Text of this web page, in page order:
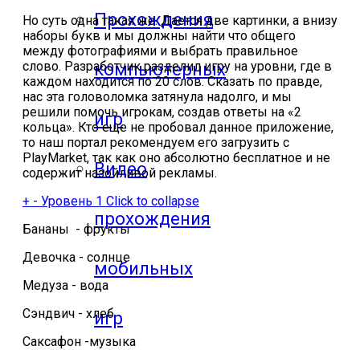
Прохождения
компьютерных
игр
Видео
прохождения
мобильных
игр
Но суть одна такая же. Дается две картинки, а внизу
наборы букв и мы должны найти что общего
между фотографиями и выбрать правильное
слово. Разработчик разделил игру на уровни, где в
каждом находится по 20 слов. Сказать по правде,
нас эта головоломка затянула надолго, и мы
решили помочь игрокам, создав ответы на «2
кольца». Кто еще не пробовал данное приложение,
то наш портал рекомендуем его загрузить с
PlayMarket, так как оно абсолютно бесплатное и не
содержит назойливой рекламы.
+ - Уровень 1 Click to collapse
Бананы - фрукты
Девочка - солнце
Медуза - вода
Сэндвич - хлеб
Саксафон -музыка